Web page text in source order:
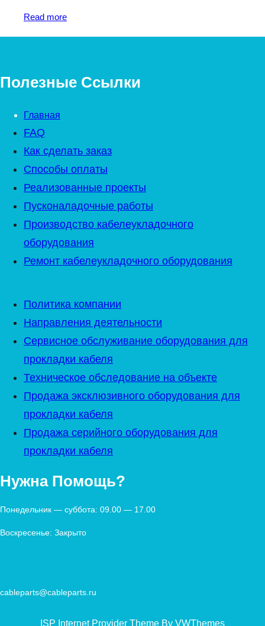
Read more
Полезные Ссылки
Главная
FAQ
Как сделать заказ
Способы оплаты
Реализованные проекты
Пусконаладочные работы
Производство кабелеукладочного
оборудования
Ремонт кабелеукладочного оборудования
Политика компании
Направления деятельности
Сервисное обслуживание оборудования для
прокладки кабеля
Техническое обследование на объекте
Продажа эксклюзивного оборудования для
прокладки кабеля
Продажа серийного оборудования для
прокладки кабеля
Нужна Помощь?
Понедельник — суббота: 09.00 — 17.00
Воскресенье: Закрыто
cableparts@cableparts.ru
ISP Internet Provider Theme By VWThemes